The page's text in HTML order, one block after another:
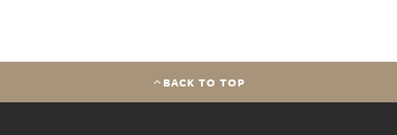
BACK TO TOP